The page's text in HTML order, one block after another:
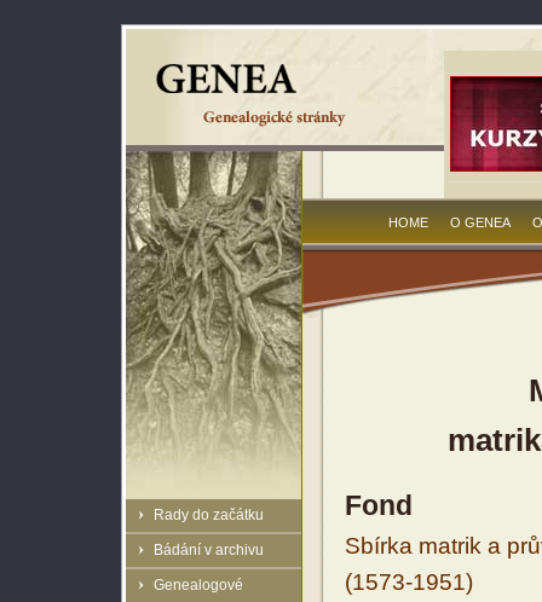
Rady do začátku
Bádání v archivu
Genealogové
HOME O GENEA
Fond
Sbírka matrik a
(1573-1951)